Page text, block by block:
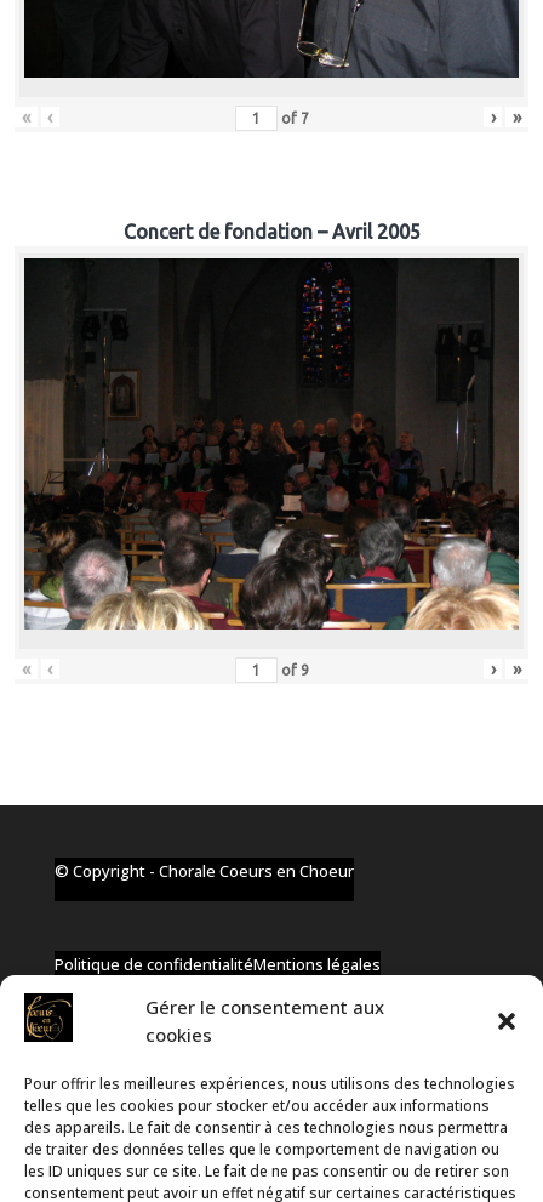
Gérer le consentement aux
cookies
Pour offrir les meilleures expériences, nous utilisons des technologies
telles que les cookies pour stocker et/ou accéder aux informations
des appareils. Le fait de consentir à ces technologies nous permettra
de traiter des données telles que le comportement de navigation ou
les ID uniques sur ce site. Le fait de ne pas consentir ou de retirer son
consentement peut avoir un effet négatif sur certaines caractéristiques
« ‹ of 7 › »
Concert de fondation – Avril 2005
« ‹ of 9 › »
© Copyright - Chorale Coeurs en Choeur
Politique de confidentialitéMentions légales
✆ +32 477 91 58 46
✉ infos@coeurs-en-choeur.be